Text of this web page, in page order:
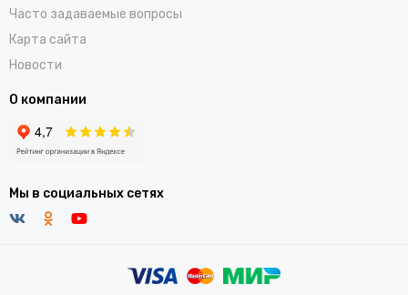
Часто задаваемые вопросы
Карта сайта
Новости
О компании
Мы в социальных сетях